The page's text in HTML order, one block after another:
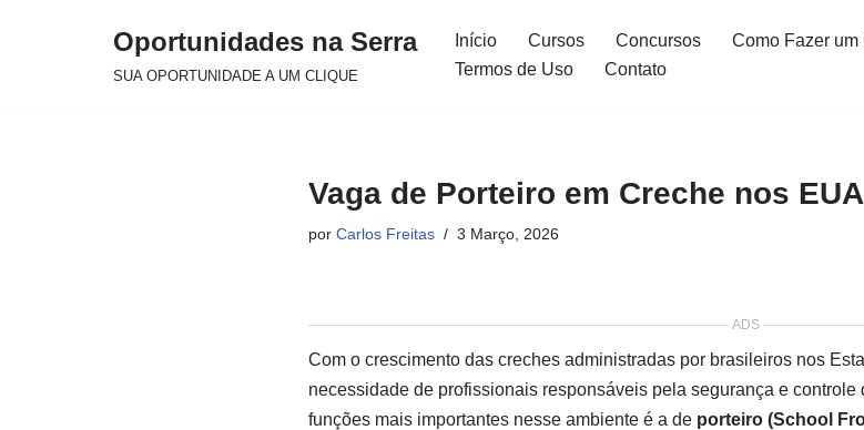
Oportunidades na Serra
SUA OPORTUNIDADE A UM CLIQUE
Início Cursos Concursos Como Fazer
Termos de Uso
Contato
Vaga de Porteiro em Creche nos
por Carlos Freitas 3 Março, 2026
ADS
Com o crescimento das creches administradas por brasileiros nos
necessidade de profissionais responsáveis pela segurança e
funções mais importantes nesse ambiente é a de porteiro (School